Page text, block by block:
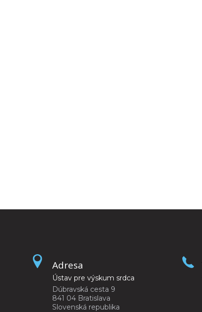
Adresa
Ústav pre výskum srdca
Dúbravská cesta 9
841 04 Bratislava
Slovenská republika